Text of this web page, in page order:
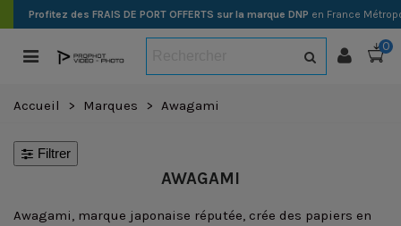
Profitez des FRAIS DE PORT OFFERTS sur la marque DNP en France
0
Accueil > Marques > Awagami
Filtrer
AWAGAMI
Awagami, marque japonaise réputée, crée des papiers en